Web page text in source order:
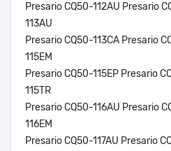
Presario CQ50-112AU Presario
113AU
Presario CQ50-113CA Presario
115EM
Presario CQ50-115EP Presario
115TR
Presario CQ50-116AU Presario
116EM
Presario CQ50-117AU Presario